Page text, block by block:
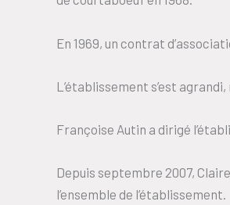
En 1969, un contrat
L’établissement s’est
Françoise Autin a dirigé
Depuis septembre 2007,
l’ensemble de l’établissement.